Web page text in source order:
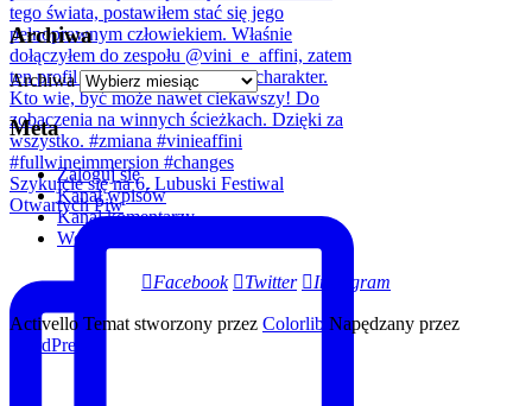
Szykujcie się na 6. Lubuski Festiwal
Otwartych Piw
Archiwa
Archiwa
Meta
Zaloguj się
Kanał wpisów
Kanał komentarzy
WordPress.org
Facebook Twitter Instagram
Activello Temat stworzony przez Colorlib Napędzany przez
WordPress